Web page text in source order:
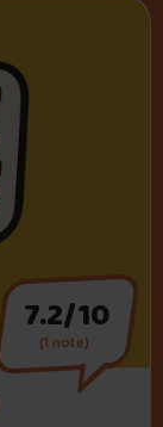
7.2/10
(1 note)